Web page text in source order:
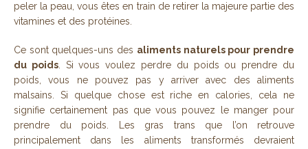
peler la peau, vous êtes en train de retirer la majeure partie des
vitamines et des protéines.
Ce sont quelques-uns des aliments naturels pour prendre
du poids. Si vous voulez perdre du poids ou prendre du
poids, vous ne pouvez pas y arriver avec des aliments
malsains. Si quelque chose est riche en calories, cela ne
signifie certainement pas que vous pouvez le manger pour
prendre du poids. Les gras trans que l’on retrouve
principalement dans les aliments transformés devraient